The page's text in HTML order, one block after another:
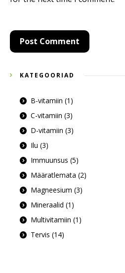
KATEGOORIAD
B-vitamiin (1)
C-vitamiin (3)
D-vitamiin (3)
Ilu (3)
Immuunsus (5)
Määratlemata (2)
Magneesium (3)
Mineraalid (1)
Multivitamiin (1)
Tervis (14)